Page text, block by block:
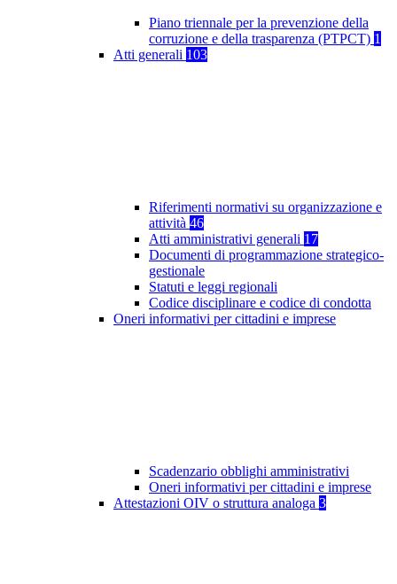
Piano triennale per la prevenzione della
corruzione e della trasparenza (PTPCT) 1
Atti generali 103
Riferimenti normativi su organizzazione e
attività 46
Atti amministrativi generali 17
Documenti di programmazione strategico-
gestionale
Statuti e leggi regionali
Codice disciplinare e codice di condotta
Oneri informativi per cittadini e imprese
Scadenzario obblighi amministrativi
Oneri informativi per cittadini e imprese
Attestazioni OIV o struttura analoga 3